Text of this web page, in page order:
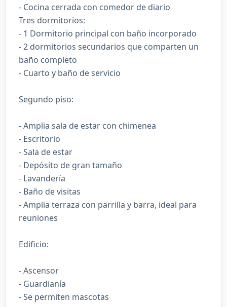
- Cocina cerrada con comedor de diario
Tres dormitorios:
- 1 Dormitorio principal con baño incorporado
- 2 dormitorios secundarios que comparten un
baño completo
- Cuarto y baño de servicio
Segundo piso:
- Amplia sala de estar con chimenea
- Escritorio
- Sala de estar
- Depósito de gran tamaño
- Lavandería
- Baño de visitas
- Amplia terraza con parrilla y barra, ideal para
reuniones
Edificio:
- Ascensor
- Guardianía
- Se permiten mascotas